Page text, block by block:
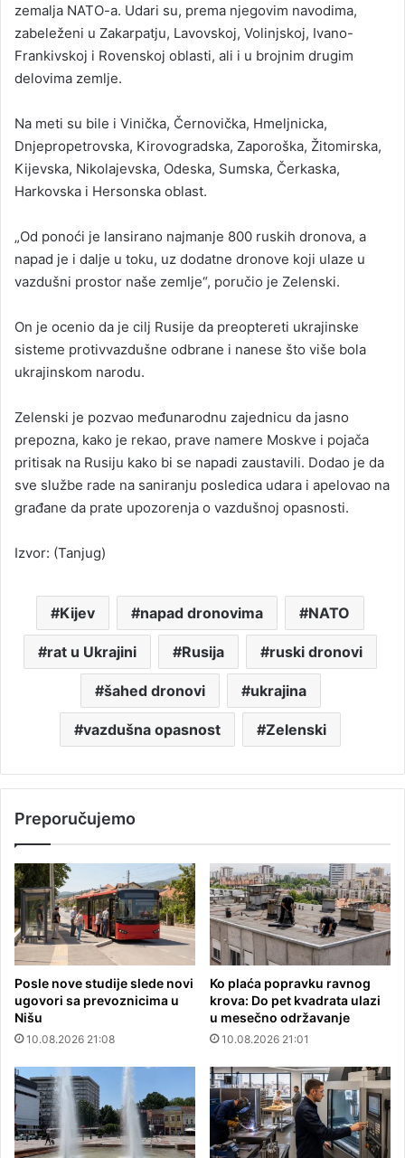
zemalja NATO-a. Udari su, prema njegovim navodima,
zabeleženi u Zakarpatju, Lavovskoj, Volinjskoj, Ivano-
Frankivskoj i Rovenskoj oblasti, ali i u brojnim drugim
delovima zemlje.
Na meti su bile i Vinička, Černovička, Hmeljnicka,
Dnjepropetrovska, Kirovogradska, Zaporoška, Žitomirska,
Kijevska, Nikolajevska, Odeska, Sumska, Čerkaska,
Harkovska i Hersonska oblast.
„Od ponoći je lansirano najmanje 800 ruskih dronova, a
napad je i dalje u toku, uz dodatne dronove koji ulaze u
vazdušni prostor naše zemlje“, poručio je Zelenski.
On je ocenio da je cilj Rusije da preoptereti ukrajinske
sisteme protivvazdušne odbrane i nanese što više bola
ukrajinskom narodu.
Zelenski je pozvao međunarodnu zajednicu da jasno
prepozna, kako je rekao, prave namere Moskve i pojača
pritisak na Rusiju kako bi se napadi zaustavili. Dodao je da
sve službe rade na saniranju posledica udara i apelovao na
građane da prate upozorenja o vazdušnoj opasnosti.
Izvor: (Tanjug)
Kijev napad dronovima NATO
rat u Ukrajini Rusija ruski dronovi
šahed dronovi ukrajina
vazdušna opasnost Zelenski
Preporučujemo
Posle nove studije slede novi
ugovori sa prevoznicima u
Nišu
10.08.2026 21:08
Ko plaća popravku ravnog
krova: Do pet kvadrata ulazi
u mesečno održavanje
10.08.2026 21:01